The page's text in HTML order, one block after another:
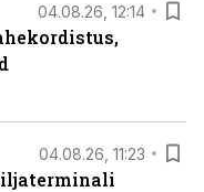
04.08.26, 12:14
04.08.26, 11:23